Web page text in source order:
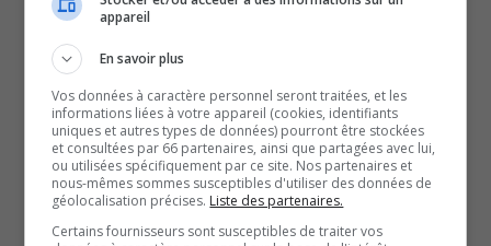
Les négociations avec le gouvernement seraient toujours
au ralenti, selon le Syndicat, malgré la journée
d’échanges de vendredi.
Les principaux points de négociations sont le salaire, la
lourdeur des tâches, mais aussi les primes pour les
éducatrices en région.
Les employées sont sans convention collective depuis
près de deux ans, soit le 1er avril 2023.
appareil
En savoir plus
Vos données à caractère personnel seront traitées, et les
informations liées à votre appareil (cookies, identifiants
uniques et autres types de données) pourront être stockées
et consultées par 66 partenaires, ainsi que partagées avec lui,
ou utilisées spécifiquement par ce site. Nos partenaires et
nous-mêmes sommes susceptibles d'utiliser des données de
géolocalisation précises. Liste des partenaires.
Certains fournisseurs sont susceptibles de traiter vos